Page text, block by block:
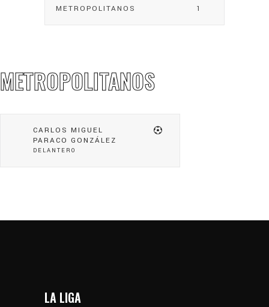
METROPOLITANOS 1
METROPOLITANOS
CARLOS MIGUEL
PARACO GONZÁLEZ
DELANTERO
LA LIGA